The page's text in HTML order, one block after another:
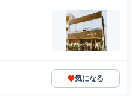
気になる